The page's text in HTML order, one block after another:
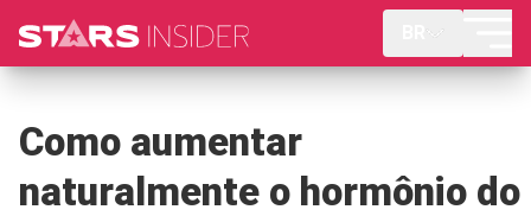
Como aumentar
naturalmente o hormônio do